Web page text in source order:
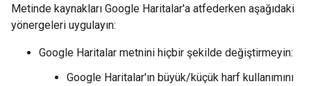
Metinde kaynakları Google Haritalar'a atfederken aşağıdaki
yönergeleri uygulayın:
Google Haritalar metnini hiçbir şekilde değiştirmeyin:
Google Haritalar'ın büyük/küçük harf kullanımını